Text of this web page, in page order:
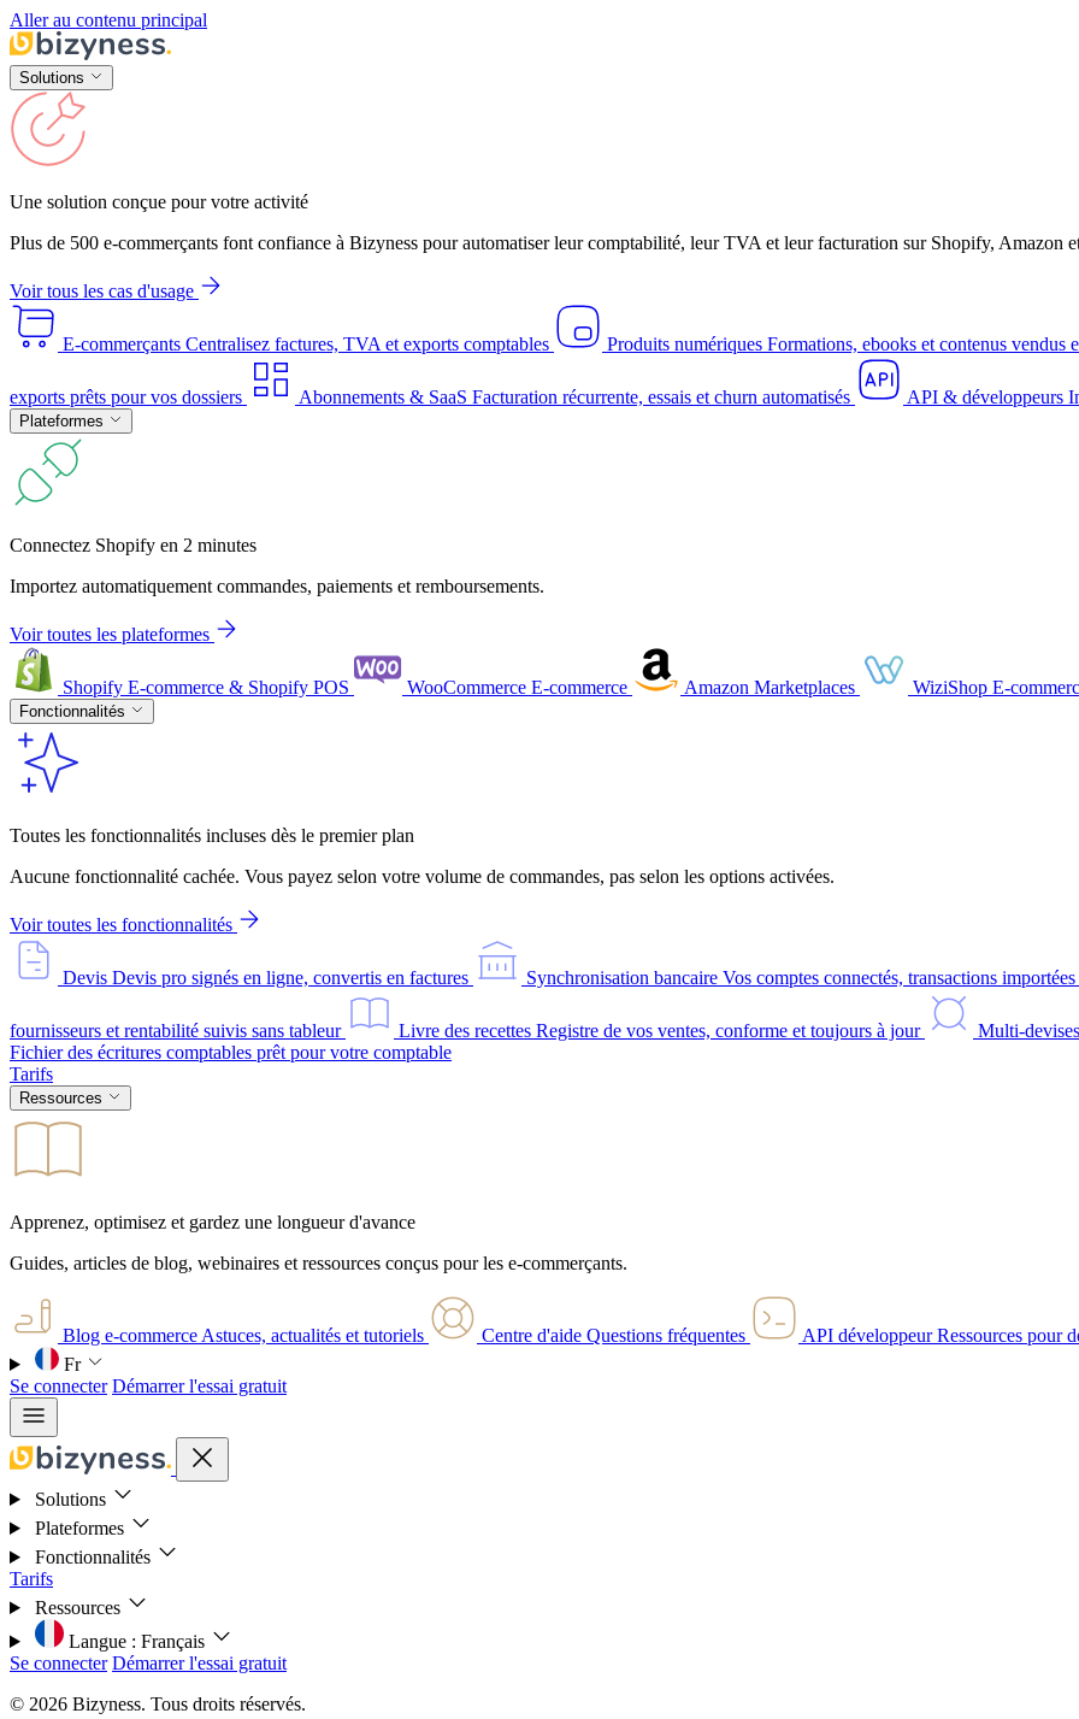
Aller au contenu principal
Solutions
Une solution conçue pour votre activité
Plus de 500 e-commerçants font confiance à Bizyness pour automatiser leur comptabilité, leur TVA et leur facturation sur Shopify, Amazon
Voir tous les cas d'usage
E-commerçants Centralisez factures, TVA et exports comptables Produits numériques Formations, ebooks et contenus vendus
exports prêts pour vos dossiers Abonnements & SaaS Facturation récurrente, essais et churn automatisés API & développeurs
Plateformes
Connectez Shopify en 2 minutes
Importez automatiquement commandes, paiements et remboursements.
Voir toutes les plateformes
Shopify E-commerce & Shopify POS WooCommerce E-commerce Amazon Marketplaces WiziShop E-
Fonctionnalités
Toutes les fonctionnalités incluses dès le premier plan
Aucune fonctionnalité cachée. Vous payez selon votre volume de commandes, pas selon les options activées.
Voir toutes les fonctionnalités
Devis Devis pro signés en ligne, convertis en factures Synchronisation bancaire Vos comptes connectés, transactions
fournisseurs et rentabilité suivis sans tableur Livre des recettes Registre de vos ventes, conforme et toujours à jour Multi-devises
Fichier des écritures comptables prêt pour votre comptable
Tarifs
Ressources
Apprenez, optimisez et gardez une longueur d'avance
Guides, articles de blog, webinaires et ressources conçus pour les e-commerçants.
Blog e-commerce Astuces, actualités et tutoriels Centre d'aide Questions fréquentes API développeurRessources pour
Fr
Se connecter Démarrer l'essai gratuit
Solutions
Plateformes
Fonctionnalités
Tarifs
Ressources
Langue : Français
Se connecter Démarrer l'essai gratuit
© 2026 Bizyness. Tous droits réservés.